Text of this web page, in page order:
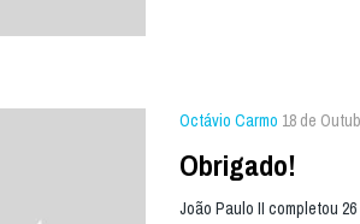
Octávio Carmo 18 de
Obrigado!
João Paulo II completou